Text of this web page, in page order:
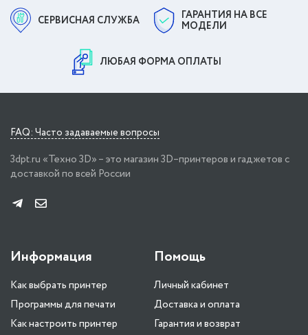
СЕРВИСНАЯ СЛУЖБА
ГАРАНТИЯ НА ВСЕ
МОДЕЛИ
ЛЮБАЯ ФОРМА ОПЛАТЫ
FAQ: Часто задаваемые вопросы
3dpt.ru «Техно 3D» – это магазин 3D–принтеров и гаджетов с
доставкой по всей России
Информация
Как выбрать принтер
Программы для печати
Как настроить принтер
Помощь
Личный кабинет
Доставка и оплата
Гарантия и возврат